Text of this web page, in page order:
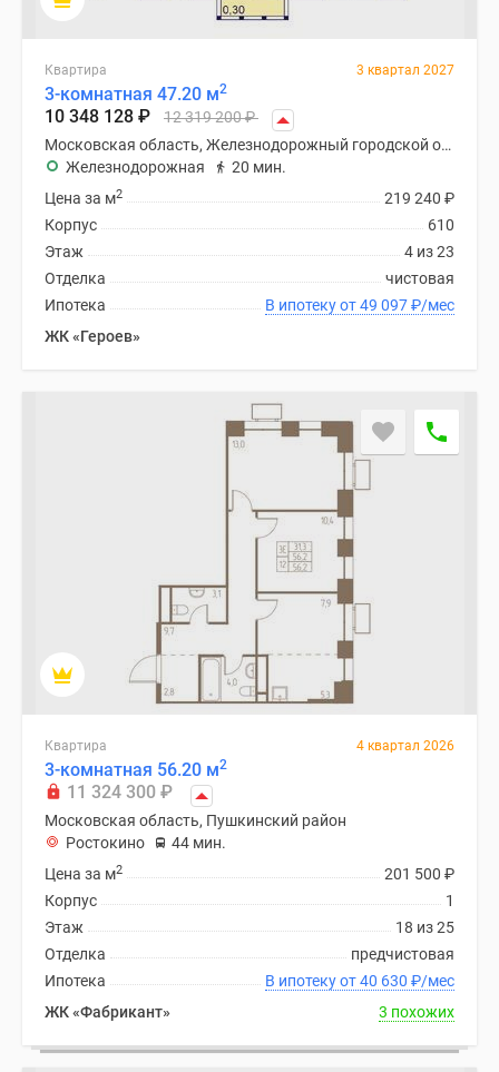
коттеджи
Коттеджные
поселки
Новой
Москве
Готовые
коттеджные
поселки
Строящиеся
коттеджные
ипотеку
Бизнес-
центры
Коттеджи
Скидки
акции
Квартира 3 квартал 2027
3-комнатная 47.20 м2
10 348 128 ₽ 12 319 200₽
Московская область, Железнодорожный городской округ
Железнодорожная
20 мин.
219 240 ₽
Цена за м2
610
Корпус
4 из 23
Этаж
чистовая
Отделка
В ипотеку от 49 097₽/мес
Ипотека
ЖК «Героев»
Квартира 4 квартал 2026
3-комнатная 56.20 м2
11 324 300 ₽
Московская область, Пушкинский район
Ростокино
44 мин.
201 500 ₽
Цена за м2
1
Корпус
18 из 25
Этаж
предчистовая
Отделка
В ипотеку от 40 630 ₽/мес
Ипотека
ЖК «Фабрикант»
3 похожих